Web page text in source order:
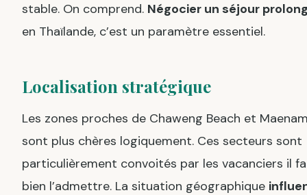
stable. On comprend. Négocier un séjour
en Thaïlande, c’est un paramètre essentiel.
Localisation stratégique
Les zones proches de Chaweng Beach et
sont plus chères logiquement. Ces secteurs sont
particulièrement convoités par les vacanciers il
bien l’admettre. La situation géographique